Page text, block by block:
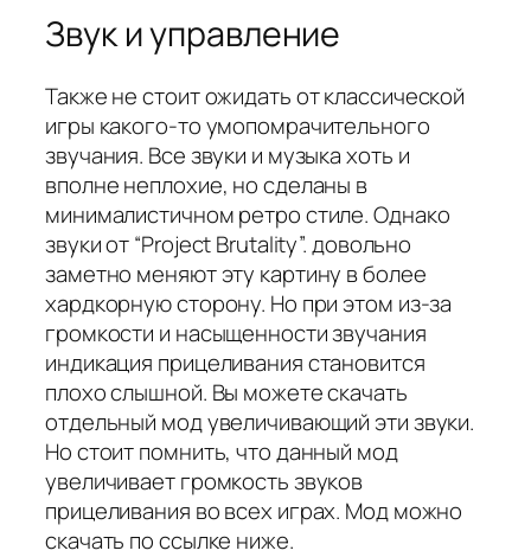
Звук и управление
Также не стоит ожидать от классической
игры какого-то умопомрачительного
звучания. Все звуки и музыка хоть и
вполне неплохие, но сделаны в
минималистичном ретро стиле. Однако
звуки от “Project Brutality”. довольно
заметно меняют эту картину в более
хардкорную сторону. Но при этом из-за
громкости и насыщенности звучания
индикация прицеливания становится
плохо слышной. Вы можете скачать
отдельный мод увеличивающий эти звуки.
Но стоит помнить, что данный мод
увеличивает громкость звуков
прицеливания во всех играх. Мод можно
скачать по ссылке ниже.